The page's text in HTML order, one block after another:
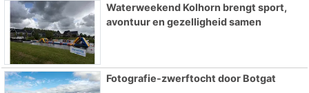
Waterweekend Kolhorn brengt sport,
avontuur en gezelligheid samen
Fotografie-zwerftocht door Botgat